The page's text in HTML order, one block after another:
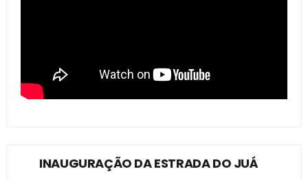
INAUGURAÇÃO DA ESTRADA DO JUÁ